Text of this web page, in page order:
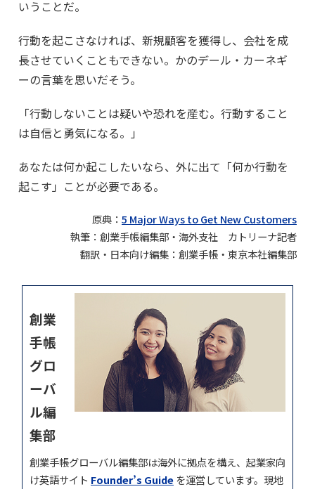
いうことだ。
行動を起こさなければ、新規顧客を獲得し、会社を成
長させていくこともできない。かのデール・カーネギ
ーの言葉を思いだそう。
「行動しないことは疑いや恐れを産む。行動すること
は自信と勇気になる。」
あなたは何か起こしたいなら、外に出て「何か行動を
起こす」ことが必要である。
原典： 5 Major Ways to Get New Customers
執筆：創業手帳編集部・海外支社 カトリーナ記者
翻訳・日本向け編集：創業手帳・東京本社編集部
創業
手帳
グロ
ーバ
ル編
集部
創業手帳グローバル編集部は海外に拠点を構え、起業家向
け英語サイト Founder’s Guide を運営しています。現地